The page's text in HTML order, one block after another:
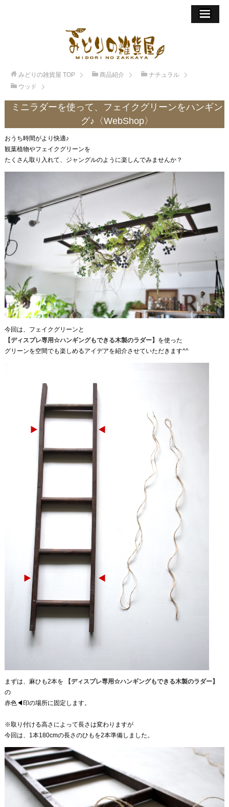
みどりの雑貨屋 TOP 商品紹介
ナチュラル
ウッド
ミニラダーを使って、フェイクグリーンをハンギン
グ♪〈WebShop〉
おうち時間がより快適♪
観葉植物やフェイクグリーンを
たくさん取り入れて、ジャングルのように楽しんでみませんか？
今回は、フェイクグリーンと
【ディスプレ専用☆ハンギングもできる木製のラダー】 を使った
グリーンを空間でも楽しめるアイデアを紹介させていただきます^^
まずは、麻ひも2本を
【ディスプレ専用☆ハンギングもできる木製のラダー】
の
赤色◀印の場所に固定します。
※取り付ける高さによって長さは変わりますが
今回は、1本180cmの長さのひもを2本準備しました。